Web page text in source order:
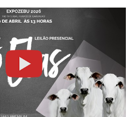
LOTE 24 TUL 5255
LOTE 25 TUL 2989